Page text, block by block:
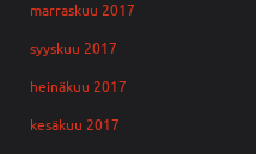
marraskuu 2017
syyskuu 2017
heinäkuu 2017
kesäkuu 2017